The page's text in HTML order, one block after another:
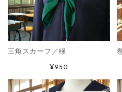
三角スカーフ／緑
¥950